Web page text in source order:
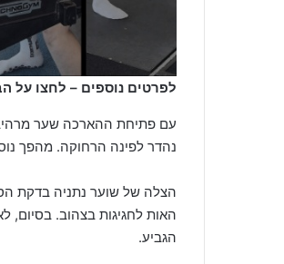
לפרטים נוספים – לחצו על
עם פתיחת ההארכה שער
נהדר לפינה הרחוקה. מהפך
הצלה של שוער נתניה בדקת
האות לחגיגות בצהוב.
הגביע.